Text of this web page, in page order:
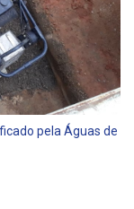
pela Águas de